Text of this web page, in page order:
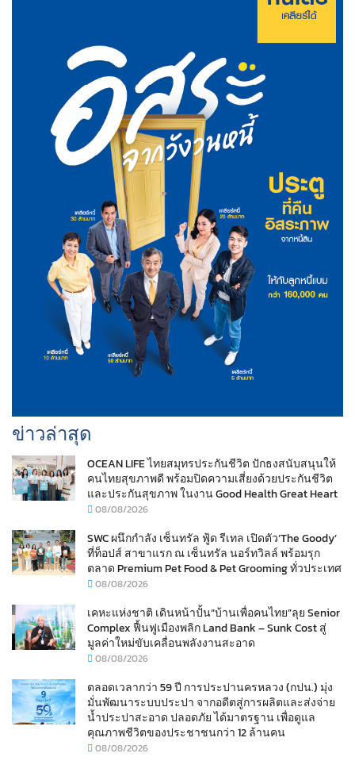
ข่าวล่าสุด
OCEAN LIFE ไทยสมุทรประกันชีวิต ปักธงสนับสนุนให้
คนไทยสุขภาพดี พร้อมปิดความเสี่ยงด้วยประกันชีวิต
และประกันสุขภาพ ในงาน Good Health Great Heart
08/08/2026
SWC ผนึกกำลัง เซ็นทรัล ฟู้ด รีเทล เปิดตัว‘The Goody’
ที่ท็อปส์ สาขาแรก ณ เซ็นทรัล นอร์ทวิลล์ พร้อมรุก
ตลาด Premium Pet Food & Pet Grooming ทั่วประเทศ
08/08/2026
เคหะแห่งชาติ เดินหน้าปั้น“บ้านเพื่อคนไทย”ลุย Senior
Complex ฟื้นฟูเมืองพลิก Land Bank – Sunk Cost สู่
มูลค่าใหม่ขับเคลื่อนพลังงานสะอาด
08/08/2026
ตลอดเวลากว่า 59 ปี การประปานครหลวง (กปน.) มุ่ง
มั่นพัฒนาระบบประปา จากอดีตสู่การผลิตและส่งจ่าย
น้ำประปาสะอาด ปลอดภัย ได้มาตรฐาน เพื่อดูแล
คุณภาพชีวิตของประชาชนกว่า 12 ล้านคน
08/08/2026